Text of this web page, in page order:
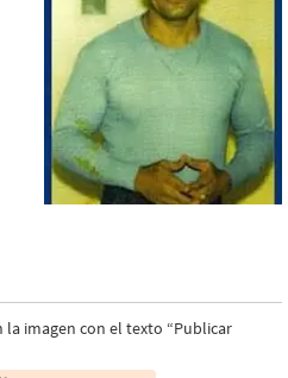
la imagen con el texto “Publicar